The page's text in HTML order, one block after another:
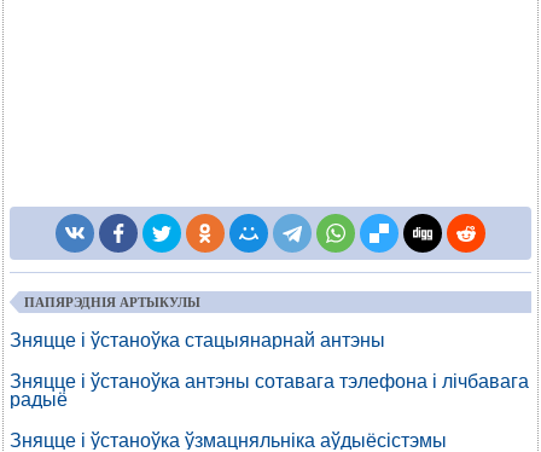
ПАПЯРЭДНІЯ АРТЫКУЛЫ
Зняцце і ўстаноўка стацыянарнай антэны
Зняцце і ўстаноўка антэны сотавага тэлефона і лічбавага
радыё
Зняцце і ўстаноўка ўзмацняльніка аўдыёсістэмы